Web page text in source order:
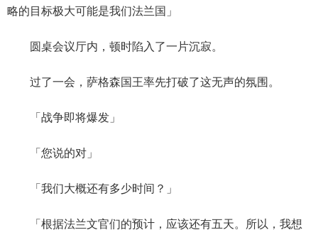
略的目标极大可能是我们法兰国」
圆桌会议厅内，顿时陷入了一片沉寂。
过了一会，萨格森国王率先打破了这无声的氛围。
「战争即将爆发」
「您说的对」
「我们大概还有多少时间？」
「根据法兰文官们的预计，应该还有五天。所以，我想